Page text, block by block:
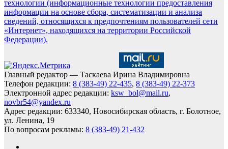
технологии (информационные технологии предоставления
информации на основе сбора, систематизации и анализа
сведений, относящихся к предпочтениям пользователей сети
«Интернет», находящихся на территории Российской
Федерации).
Главный редактор — Таскаева Ирина Владимировна
Телефон редакции: 8 (383-49) 22-435, 8 (383-49) 22-373
Электронной адрес редакции: ksw_bol@mail.ru,
novbr54@yandex.ru
Адрес редакции: 633340, Новосибирская область, г. Болотное,
ул. Ленина, 19
По вопросам рекламы: 8 (383-49) 21-432